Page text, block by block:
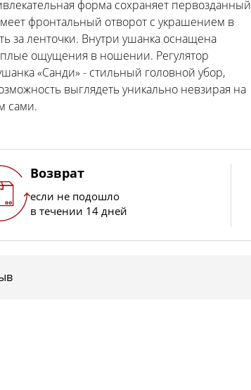
форма сохраняет первозданный
фронтальный отворот с украшением в
за ленточки. Внутри ушанка оснащена
ощущения в ношении. Регулятор
«Санди» - стильный головной убор,
выглядеть уникально невзирая на
сами.
Возврат
если не подошло
в течении 14 дней